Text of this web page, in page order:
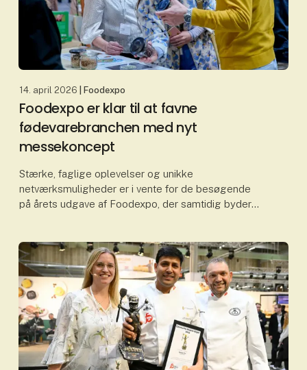
14. april 2026 | Foodexpo
Foodexpo er klar til at favne
fødevarebranchen med nyt
messekoncept
Stærke, faglige oplevelser og unikke
netværksmuligheder er i vente for de besøgende
på årets udgave af Foodexpo, der samtidig byder